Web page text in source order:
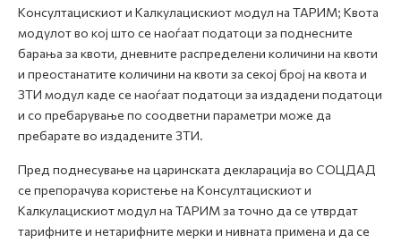
Е-Весник
Kонсултацискиот и Kалкулацискиот модул на ТАРИМ; Kвота
модулот во кој што се наоѓаат податоци за поднесните
барања за квоти, дневните распределени количини на квоти
и преостанатите количини на квоти за секој број на квота и
ЗТИ модул каде се наоѓаат податоци за издадени податоци
и со пребарување по соодветни параметри може да
пребарате во издадените ЗТИ.
Пред поднесување на царинската декларација во СОЦДАД
се препорачува користење на Консултацискиот и
Калкулацискиот модул на ТАРИМ за точно да се утврдат
тарифните и нетарифните мерки и нивната примена и да се